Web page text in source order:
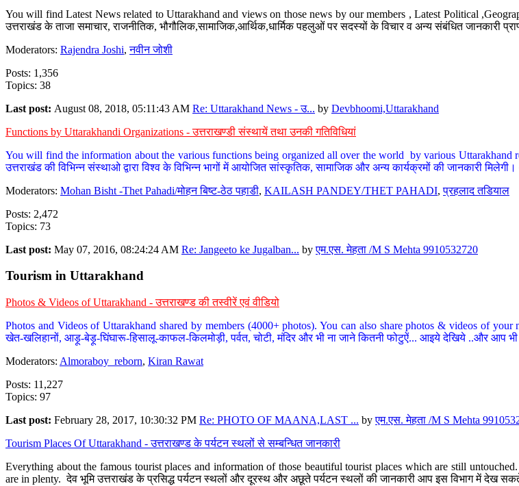
You will find Latest News related to Uttarakhand and views on those news by our members , Latest Political
उत्तराखंड के ताजा समाचार, राजनीतिक, भौगौलिक,सामाजिक,आर्थिक,धार्मिक पहलुओं पर सदस्यों के विचार व अन्य संबंधित जानकारी
Moderators: Rajendra Joshi,नवीन जोशी
Posts: 1,356
Topics: 38
Last post: August 08, 2018, 05:11:43 AM Re: Uttarakhand News - उ... by Devbhoomi,Uttarakhand
Functions by Uttarakhandi Organizations - उत्तराखण्डी संस्थायें तथा उनकी गतिविधियां
You will find the information about the various functions being organized all over the world by various Uttarakhand
उत्तराखंड की विभिन्न संस्थाओ द्वारा विश्व के विभिन्न भागों में आयोजित सांस्कृतिक, सामाजिक और अन्य कार्यक्रमों की जानकारी
Moderators: Mohan Bisht -Thet Pahadi/मोहन बिष्ट-ठेठ पहाडी, KAILASH PANDEY/THET PAHADI,प्रहलाद तडियाल
Posts: 2,472
Topics: 73
Last post: May 07, 2016, 08:24:24 AM Re: Jangeeto ke Jugalban... byएम.एस. मेहता /M S Mehta 9910532720
Tourism in Uttarakhand
Photos & Videos of Uttarakhand - उत्तराखण्ड की तस्वीरें एवं वीडियो
Photos and Videos of Uttarakhand shared by members (4000+ photos). You can also share photos & videos of
खेत-खलिहानों, आड़ू-बेड़ू-घिंघारू-हिसालू-काफल-किलमोड़ी, पर्वत, चोटी, मंदिर और भी ना जाने कितनी फोटुऐं... आइये देखिये ..और आप
Moderators: Almoraboy_reborn, Kiran Rawat
Posts: 11,227
Topics: 97
Last post: February 28, 2017, 10:30:32 PM Re: PHOTO OF MAANA,LAST ... byएम.एस. मेहता /M S Mehta
Tourism Places Of Uttarakhand - उत्तराखण्ड के पर्यटन स्थलों से सम्बन्धित जानकारी
Everything about the famous tourist places and information of those beautiful tourist places which are still
are in plenty. देव भूमि उत्तराखंड के प्रसिद्ध पर्यटन स्थलों और दूरस्थ और अछूते पर्यटन स्थलों की जानकारी आप इस विभाग में